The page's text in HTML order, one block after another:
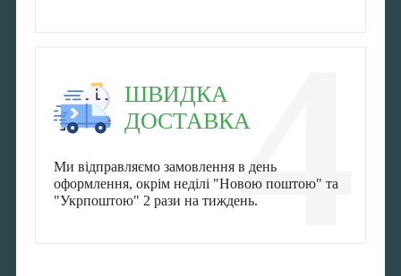
4
ШВИДКА
ДОСТАВКА
Ми відправляємо замовлення в день
оформлення, окрім неділі "Новою поштою" та
"Укрпоштою" 2 рази на тиждень.